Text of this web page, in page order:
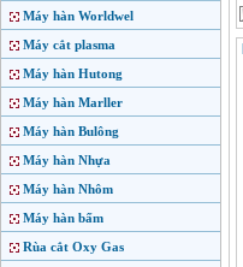
Máy hàn Worldwel
Máy cắt plasma
Máy hàn Hutong
Máy hàn Marller
Máy hàn Bulông
Máy hàn Nhựa
Máy hàn Nhôm
Máy hàn bấm
Rùa cắt Oxy Gas